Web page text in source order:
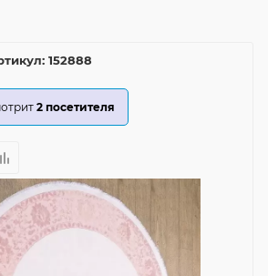
152888
2 посетителя